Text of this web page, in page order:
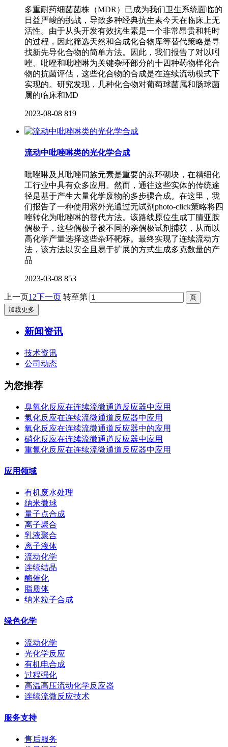
多重耐药细菌菌株（MDR）已成为我们卫生系统面临的
日益严峻的挑战，导致多种经典抗生素今天在临床上无
活性。由于从头开发有效抗生素是一个非常昂贵和耗时
的过程，因此筛选天然和合成化合物库等替代策略是寻
找新先导化合物的简单方法。因此，我们报告了对以吲
唑、吡唑和吡唑啉为关键杂环部分的十四种药物样化合
物的抗菌评估，这些化合物的合成是在连续流动模式下
实现的。研究发现，几种化合物对葡萄球菌属和肠球菌
属的临床和MD
2023-08-08 819
流动中吡唑啉类的光化学合成
吡唑啉及其吡唑同族元素是重要的杂环砌块，在精细化
工行业中具有众多应用。然而，通往这些实体的传统途
径是基于产生大量化学废物的多步骤合成。在这里，我
们报告了一种使用紫外光通过无试剂photo-click策略将四
唑转化为吡唑啉的替代方法。该路线原位生成丁腈亚胺
偶极子，这些偶极子被不同的亲偶极试剂捕获，从而以
高化学产量选择这些杂环靶标。最终实现了连续流动方
法，该方法以安全且易于扩展的方式生成多克数量的产
品
2023-03-08 853
上一页1 2下一页 转至第
加载更多
新闻资讯
技术资讯
公司动态
为您推荐
臭氧化反应在连续流微通道反应器中应用
氯化反应在连续流微通道反应器中应用
氧化反应在连续流微通道反应器中的应用
硝化反应在连续流微通道反应器中应用
重氮化反应在连续流微通道反应器中应用
应用领域
有机废水处理
纳米微球
量子点合成
离子聚合
乳液聚合
离子液体
流动化学
连续结晶
酶催化
脂质体
纳米粒子合成
绿色化学
流动化学
光化学反应
有机电合成
过程强化
高温高压流动化学反应器
连续流微反应技术
服务支持
售后服务